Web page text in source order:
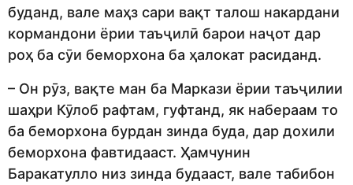
буданд, вале маҳз сари вақт талош накардани
кормандони ёрии таъҷилӣ барои наҷот дар
роҳ ба сӯи беморхона ба ҳалокат расиданд.
– Он рӯз, вақте ман ба Маркази ёрии таъҷилии
шаҳри Кӯлоб рафтам, гуфтанд, як набераам то
ба беморхона бурдан зинда буда, дар дохили
беморхона фавтидааст. Ҳамчунин
Баракатулло низ зинда будааст, вале табибон